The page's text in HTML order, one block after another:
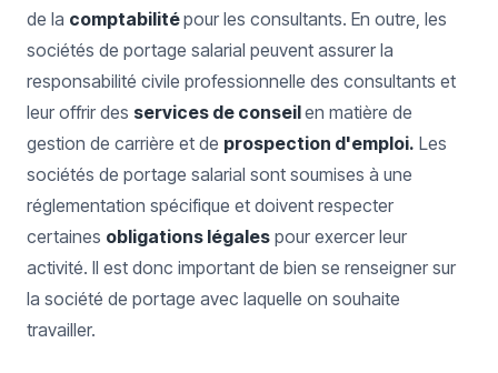
de la comptabilitépour les consultants. En outre, les
sociétés de portage salarial peuvent assurer la
responsabilité civile professionnelle des consultants et
leur offrir des services de conseilen matière de
gestion de carrière et de prospection d'emploi. Les
sociétés de portage salarial sont soumises à une
réglementation spécifique et doivent respecter
certaines obligations légales pour exercer leur
activité. Il est donc important de bien se renseigner sur
la société de portage avec laquelle on souhaite
travailler.